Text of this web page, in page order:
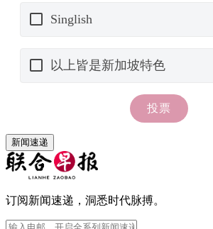
新闻速递
订阅新闻速递，洞悉时代脉搏。